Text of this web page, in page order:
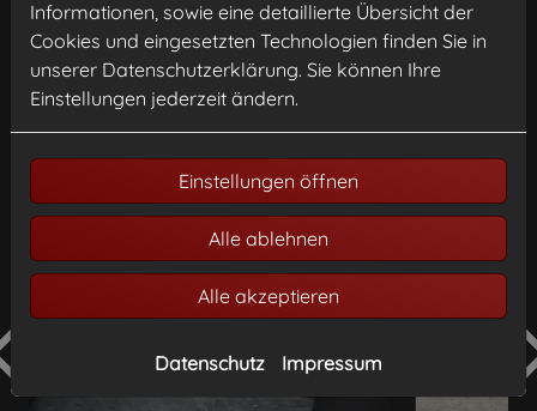
Informationen, sowie eine detaillierte Übersicht der
Cookies und eingesetzten Technologien finden Sie in
unserer Datenschutzerklärung. Sie können Ihre
Einstellungen jederzeit ändern.
Einstellungen öffnen
Alle ablehnen
Alle akzeptieren
Datenschutz Impressum